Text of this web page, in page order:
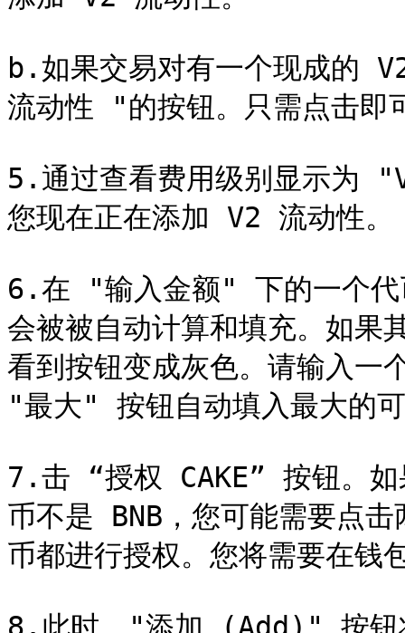
b.如果交易对有一个现成的
流动性 "的按钮。只需点击即
5.通过查看费用级别显示
您现在正在添加 V2 流动性。
6.在 "输入金额" 下的一个代
会被被自动计算和填充。如果
看到按钮变成灰色。请输入一
"最大" 按钮自动填入最大的
7.击 “授权 CAKE” 按钮。如
币不是 BNB，您可能需要点
币都进行授权。您将需要在钱